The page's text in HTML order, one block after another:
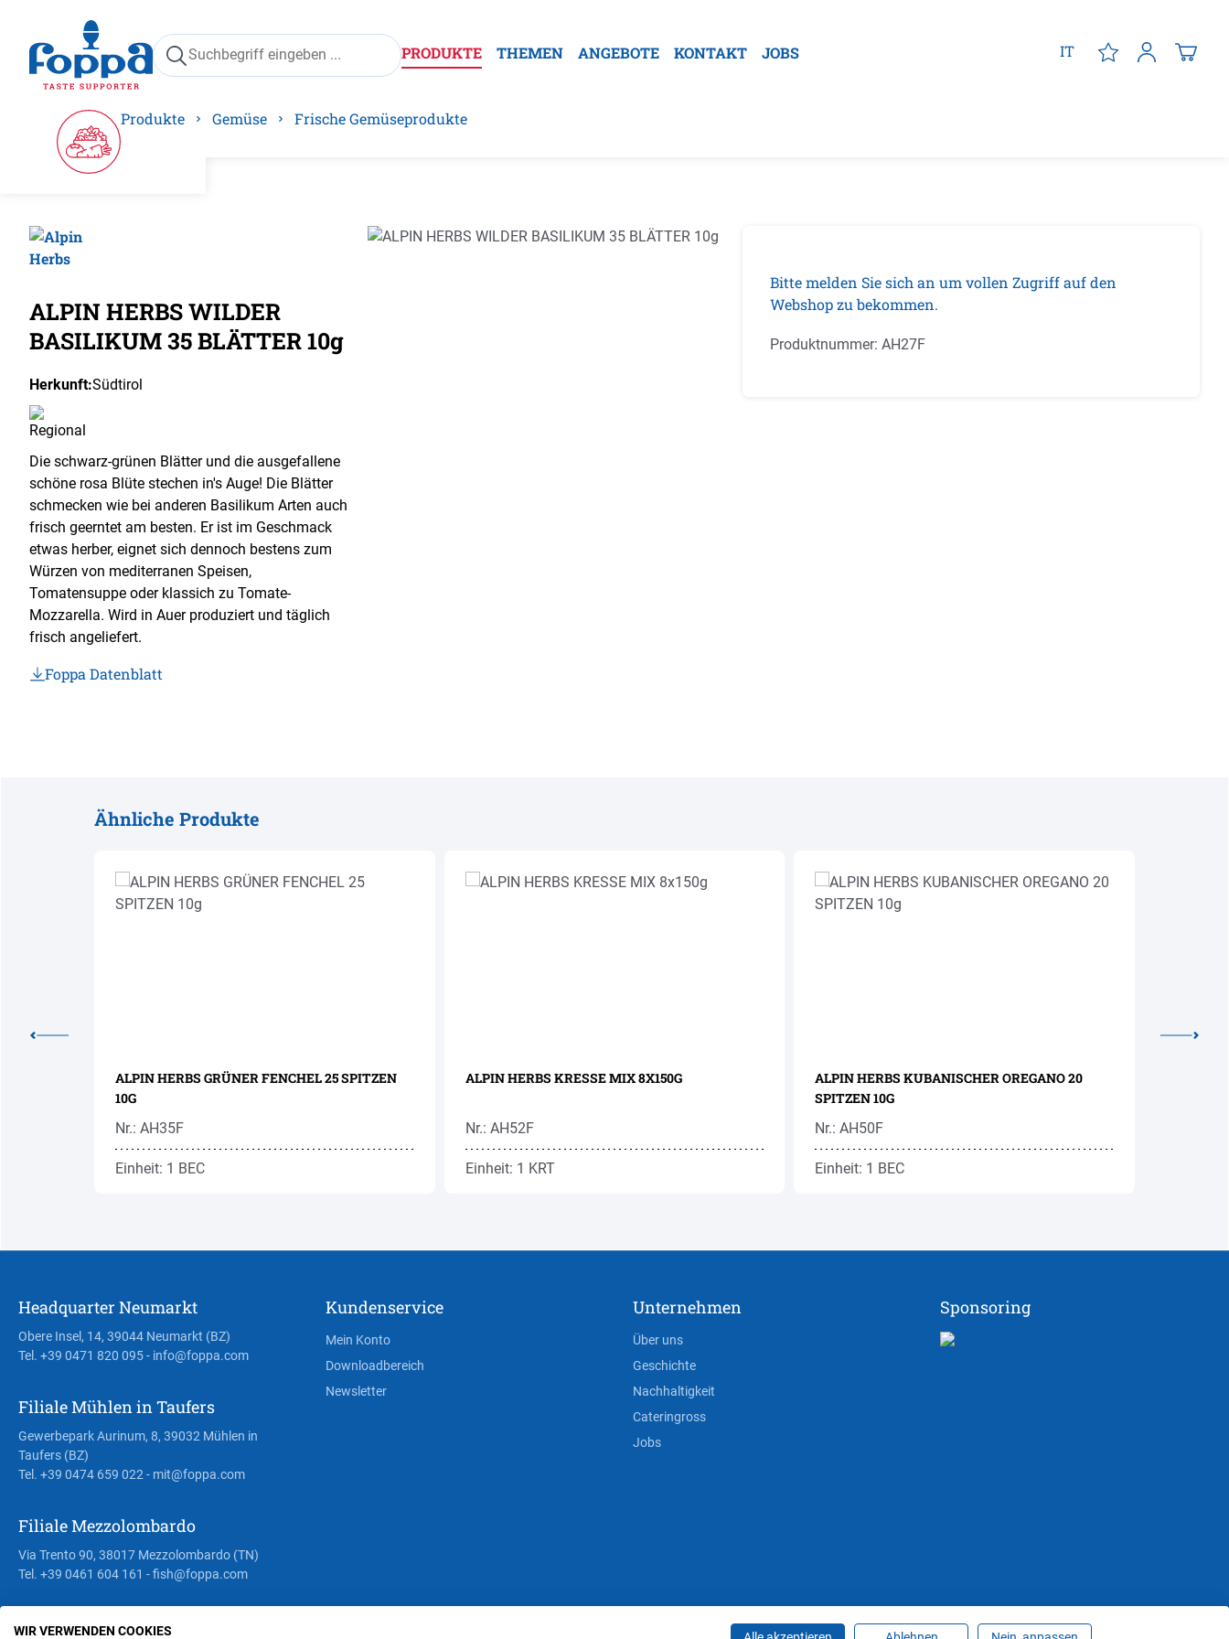
Zur Hauptnavigation springen
PRODUKTE THEMEN ANGEBOTE KONTAKT JOBS IT
Produkte Gemüse Frische Gemüseprodukte
ALPIN HERBS WILDER
BASILIKUM 35 BLÄTTER 10g
Herkunft:Südtirol
Die schwarz-grünen Blätter und die ausgefallene
schöne rosa Blüte stechen in's Auge! Die Blätter
schmecken wie bei anderen Basilikum Arten auch
frisch geerntet am besten. Er ist im Geschmack
etwas herber, eignet sich dennoch bestens zum
Würzen von mediterranen Speisen,
Tomatensuppe oder klassich zu Tomate-
Mozzarella. Wird in Auer produziert und täglich
frisch angeliefert.
Foppa Datenblatt
Bildergalerie überspringen
Bitte melden Sie sich an um vollen Zugriff auf den
Webshop zu bekommen.
Produktnummer: AH27F
Ähnliche Produkte
ALPIN HERBS GRÜNER FENCHEL 25 SPITZEN
10G
Nr.: AH35F
Einheit: 1 BEC
ALPIN HERBS KRESSE MIX 8X150G
Nr.: AH52F
Einheit: 1 KRT
ALPIN HERBS KUBANISCHER OREGANO 20
SPITZEN 10G
Nr.: AH50F
Einheit: 1 BEC
Headquarter Neumarkt
Obere Insel, 14, 39044 Neumarkt (BZ)
Tel. +39 0471 820 095- info@foppa.com
Filiale Mühlen in Taufers
Gewerbepark Aurinum, 8, 39032 Mühlen in
Taufers (BZ)
Tel. +39 0474 659 022 - mit@foppa.com
Filiale Mezzolombardo
Via Trento 90, 38017 Mezzolombardo (TN)
Tel. +39 0461 604 161 - fish@foppa.com
Kundenservice
Mein Konto
Downloadbereich
Newsletter
Unternehmen
Über uns
Geschichte
Nachhaltigkeit
Cateringross
Jobs
Sponsoring
WIR VERWENDEN COOKIES